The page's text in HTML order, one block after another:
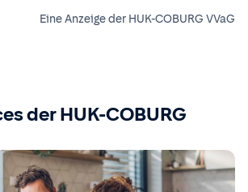
Eine Anzeige der HUK-COBURG VVaG
der HUK-COBURG